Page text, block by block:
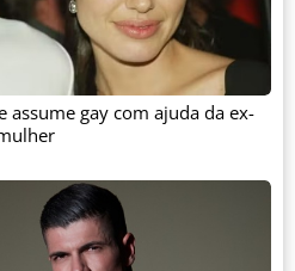
assume gay com ajuda da ex-